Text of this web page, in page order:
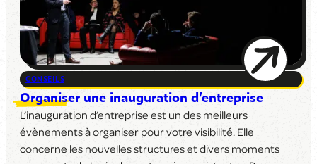
CONSEILS
Organiser une inauguration d’entreprise
L’inauguration d’entreprise est un des meilleurs
évènements à organiser pour votre visibilité. Elle
concerne les nouvelles structures et divers moments